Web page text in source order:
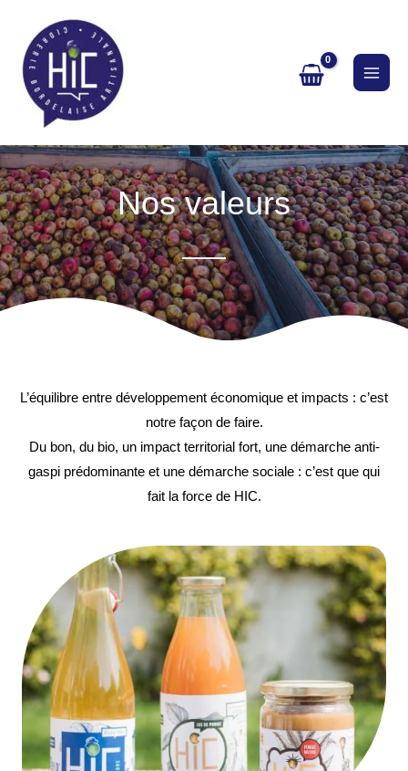
contenu
Nos valeurs
L’équilibre entre développement économique et impacts : c’est
notre façon de faire.
Du bon, du bio, un impact territorial fort, une démarche anti-
gaspi prédominante et une démarche sociale : c’est que qui
fait la force de HIC.